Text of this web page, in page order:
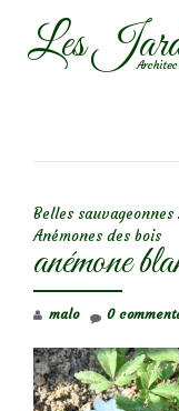
AllerLes
Belles sauvageonnes
Anémones des bois
anémone
malo 0